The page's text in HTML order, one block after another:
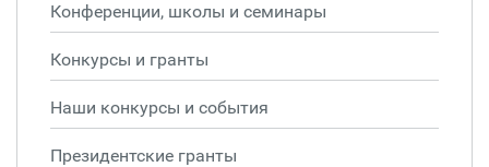
Конференции, школы и семинары
Конкурсы и гранты
Наши конкурсы и события
Президентские гранты